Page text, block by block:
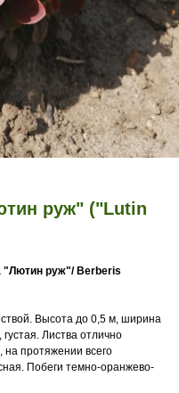
руж" ("Lutin
"Лютин руж"/ Berberis
Высота до 0,5 м, ширина
Листва отлично
на протяжении всего
Побеги темно-оранжево-